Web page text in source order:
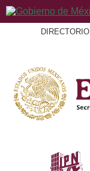
DIRECTORIO